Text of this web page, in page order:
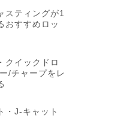
スティングが1
おすすめロッ
クイックドロ
/チャープをレ
・J-キャット